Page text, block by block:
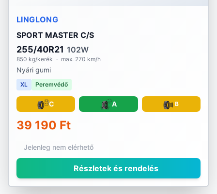
LINGLONG
SPORT MASTER C/S
255/40R21 102W
850 kg/kerék · max. 270 km/h
Nyári gumi
XL Peremvédő
C A B
39 190 Ft
Jelenleg nem elérhető
Részletek és rendelés